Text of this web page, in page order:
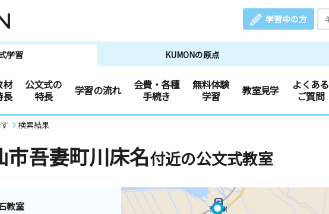
学習中の方
学習 KUMONの原点
材
長
公文式の
特長
学習の流れ
会費・各種
手続き
無料体験
学習
教室見学
よくある
ご質問
検索結果
市吾妻町川床名付近の公文式教室
教室